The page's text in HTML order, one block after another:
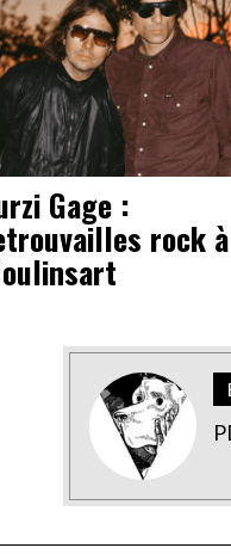
Gage :
rock à